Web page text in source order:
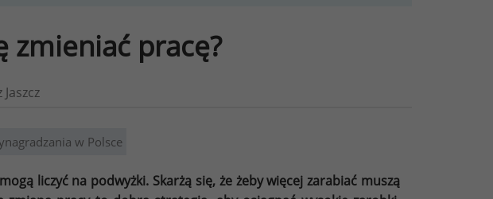
zmieniać pracę?
w Polsce
liczyć na podwyżki. Skarżą się, że żeby więcej zarabiać muszą